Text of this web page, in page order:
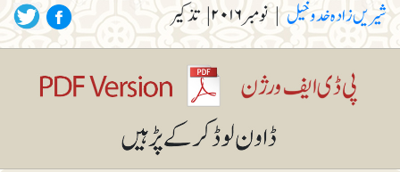
شیریں زادہ خدوخیل | نومبر ۲۰۱۶ | تذکیر